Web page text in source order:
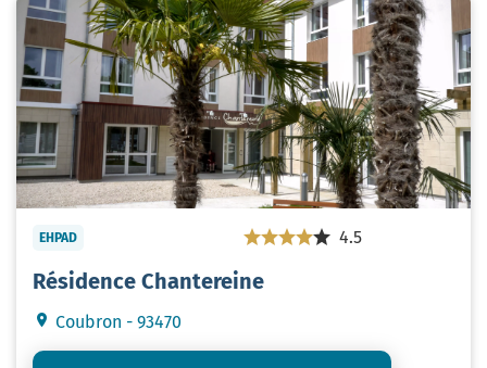
EHPAD 4.5
Résidence Chantereine
Coubron - 93470